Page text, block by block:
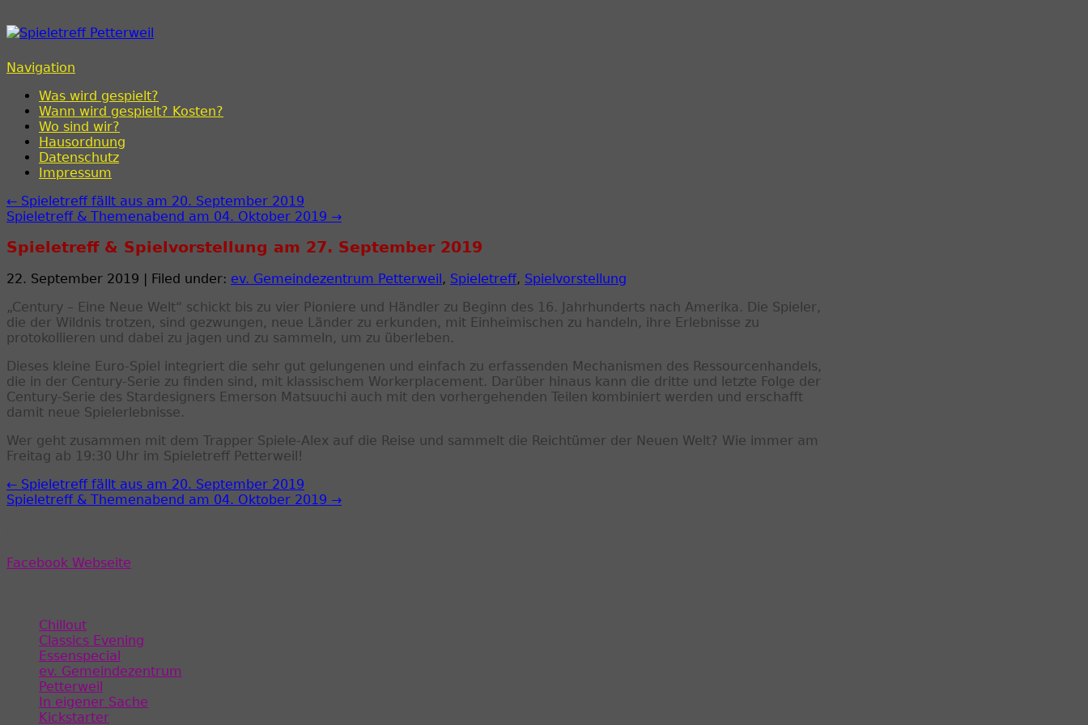
Navigation
Was wird gespielt?
Wann wird gespielt? Kosten?
Wo sind wir?
Hausordnung
Datenschutz
Impressum
← Spieletreff fällt aus am 20. September 2019
Spieletreff & Themenabend am 04. Oktober 2019 →
Spieletreff & Spielvorstellung am 27. September 2019
22. September 2019 | Filed under: ev. Gemeindezentrum Petterweil , Spieletreff, Spielvorstellung
„Century – Eine Neue Welt“ schickt bis zu vier Pioniere und Händler zu Beginn des 16. Jahrhunderts nach Amerika. Die Spieler,
die der Wildnis trotzen, sind gezwungen, neue Länder zu erkunden, mit Einheimischen zu handeln, ihre Erlebnisse zu
protokollieren und dabei zu jagen und zu sammeln, um zu überleben.
Dieses kleine Euro-Spiel integriert die sehr gut gelungenen und einfach zu erfassenden Mechanismen des Ressourcenhandels,
die in der Century-Serie zu finden sind, mit klassischem Workerplacement. Darüber hinaus kann die dritte und letzte Folge der
Century-Serie des Stardesigners Emerson Matsuuchi auch mit den vorhergehenden Teilen kombiniert werden und erschafft
damit neue Spielerlebnisse.
Wer geht zusammen mit dem Trapper Spiele-Alex auf die Reise und sammelt die Reichtümer der Neuen Welt? Wie immer am
Freitag ab 19:30 Uhr im Spieletreff Petterweil!
← Spieletreff fällt aus am 20. September 2019
Spieletreff & Themenabend am 04. Oktober 2019 →
Facebook Webseite
Chillout
Classics Evening
Essenspecial
ev. Gemeindezentrum
Petterweil
In eigener Sache
Kickstarter